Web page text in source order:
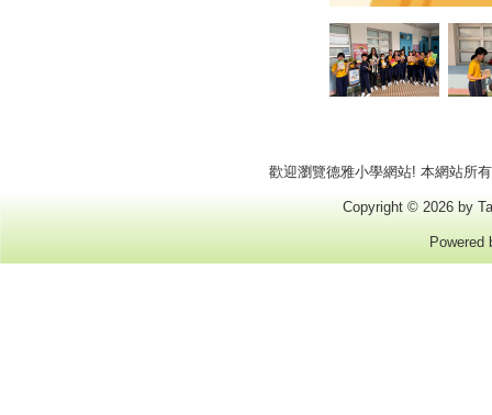
歡迎瀏覽德雅小學網站! 本網站所
Copyright © 2026 by
Powered